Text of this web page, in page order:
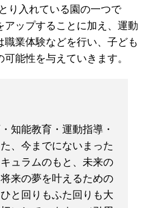
り入れている園の一つで
ップすることに加え、運動
業体験などを行い、子ども
能性を与えていきます。
知能教育・運動指導・
、今までにないまった
ュラムのもと、未来の
来の夢を叶えるための
と回りもふた回りも大